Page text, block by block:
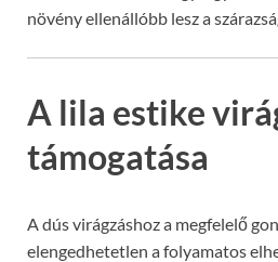
növény ellenállóbb lesz a
A lila estike
támogatása
A dús virágzáshoz a megfelelő
elengedhetetlen a folyamatos